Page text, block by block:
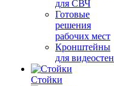
для СВЧ
Готовые
решения
рабочих мест
Кронштейны
для видеостен
Стойки